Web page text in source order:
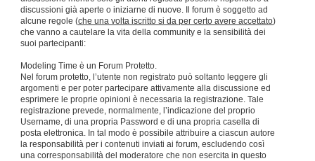
discussioni già aperte o iniziarne di nuove. Il forum è soggetto ad
alcune regole (che una volta iscritto si da per certo avere accettato)
che vanno a cautelare la vita della community e la sensibilità dei
suoi partecipanti:
Modeling Time è un Forum Protetto.
Nel forum protetto, l’utente non registrato può soltanto leggere gli
argomenti e per poter partecipare attivamente alla discussione ed
esprimere le proprie opinioni è necessaria la registrazione. Tale
registrazione prevede, normalmente, l’indicazione del proprio
Username, di una propria Password e di una propria casella di
posta elettronica. In tal modo è possibile attribuire a ciascun autore
la responsabilità per i contenuti inviati ai forum, escludendo così
una corresponsabilità del moderatore che non esercita in questo